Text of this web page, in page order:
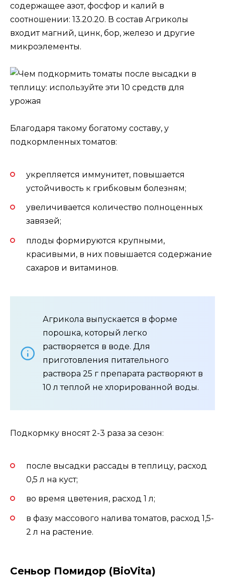
содержащее азот, фосфор и калий в
соотношении: 13.20.20. В состав Агриколы
входит магний, цинк, бор, железо и другие
микроэлементы.
Благодаря такому богатому составу, у
подкормленных томатов:
укрепляется иммунитет, повышается
устойчивость к грибковым болезням;
увеличивается количество полноценных
завязей;
плоды формируются крупными,
красивыми, в них повышается содержание
сахаров и витаминов.
Агрикола выпускается в форме
порошка, который легко
растворяется в воде. Для
приготовления питательного
раствора 25 г препарата растворяют в
10 л теплой не хлорированной воды.
Подкормку вносят 2-3 раза за сезон:
после высадки рассады в теплицу, расход
0,5 л на куст;
во время цветения, расход 1 л;
в фазу массового налива томатов, расход 1,5-
2 л на растение.
Сеньор Помидор (BioVita)